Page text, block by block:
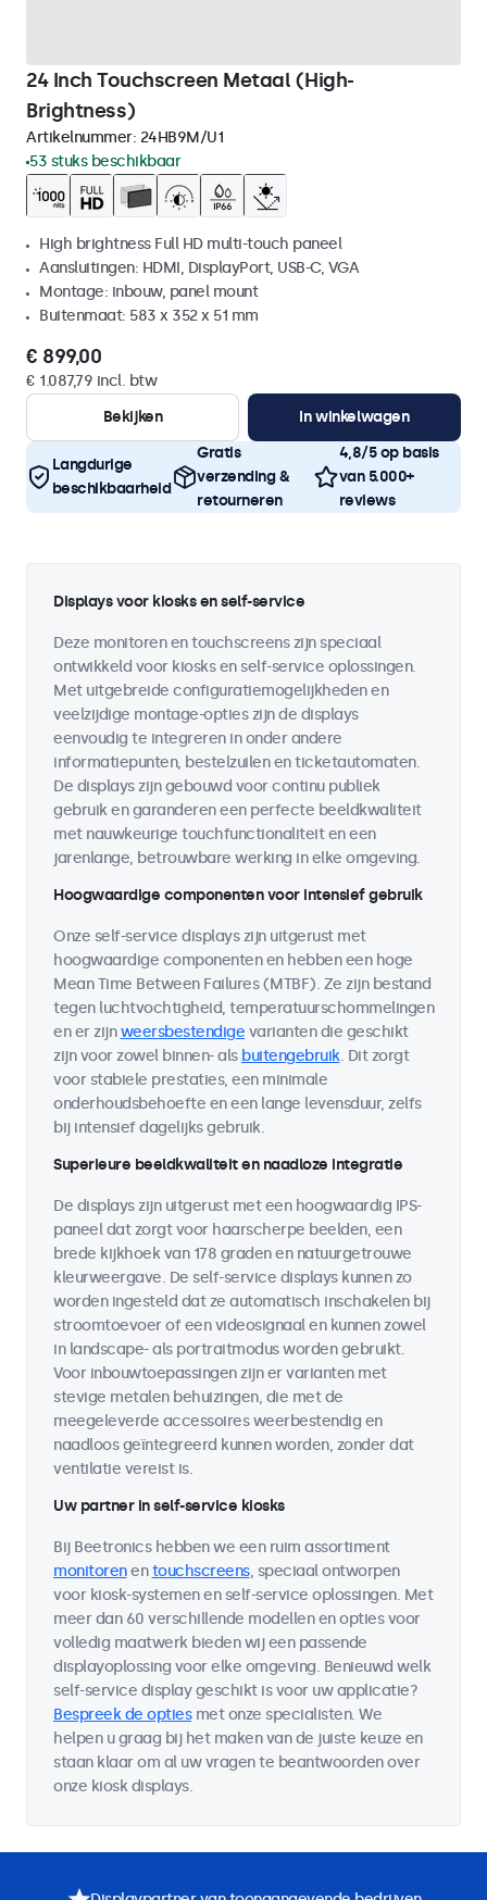
24 Inch Touchscreen Metaal (High-
Brightness)
Artikelnummer: 24HB9M/U1
53 stuks beschikbaar
High brightness Full HD multi-touch paneel
Aansluitingen: HDMI, DisplayPort, USB-C, VGA
Montage: inbouw, panel mount
Buitenmaat: 583 x 352 x 51 mm
€ 899,00
€ 1.087,79 incl. btw
Bekijken
In winkelwagen
Langdurige
beschikbaarheid
Gratis
verzending &
retourneren
4,8/5 op basis
van 5.000+
reviews
Displays voor kiosks en self-service
Deze monitoren en touchscreens zijn speciaal
ontwikkeld voor kiosks en self-service oplossingen.
Met uitgebreide configuratiemogelijkheden en
veelzijdige montage-opties zijn de displays
eenvoudig te integreren in onder andere
informatiepunten, bestelzuilen en ticketautomaten.
De displays zijn gebouwd voor continu publiek
gebruik en garanderen een perfecte beeldkwaliteit
met nauwkeurige touchfunctionaliteit en een
jarenlange, betrouwbare werking in elke omgeving.
Hoogwaardige componenten voor intensief gebruik
Onze self-service displays zijn uitgerust met
hoogwaardige componenten en hebben een hoge
Mean Time Between Failures (MTBF). Ze zijn bestand
tegen luchtvochtigheid, temperatuurschommelingen
en er zijnweersbestendige varianten die geschikt
zijn voor zowel binnen- als buitengebruik. Dit zorgt
voor stabiele prestaties, een minimale
onderhoudsbehoefte en een lange levensduur, zelfs
bij intensief dagelijks gebruik.
Superieure beeldkwaliteit en naadloze integratie
De displays zijn uitgerust met een hoogwaardig IPS-
paneel dat zorgt voor haarscherpe beelden, een
brede kijkhoek van 178 graden en natuurgetrouwe
kleurweergave. De self-service displays kunnen zo
worden ingesteld dat ze automatisch inschakelen bij
stroomtoevoer of een videosignaal en kunnen zowel
in landscape- als portraitmodus worden gebruikt.
Voor inbouwtoepassingen zijn er varianten met
stevige metalen behuizingen, die met de
meegeleverde accessoires weerbestendig en
naadloos geïntegreerd kunnen worden, zonder dat
ventilatie vereist is.
Uw partner in self-service kiosks
Bij Beetronics hebben we een ruim assortiment
monitorenentouchscreens, speciaal ontworpen
voor kiosk-systemen en self-service oplossingen. Met
meer dan 60 verschillende modellen en opties voor
volledig maatwerk bieden wij een passende
displayoplossing voor elke omgeving. Benieuwd welk
self-service display geschikt is voor uw applicatie?
Bespreek de optiesmet onze specialisten. We
helpen u graag bij het maken van de juiste keuze en
staan klaar om al uw vragen te beantwoorden over
onze kiosk displays.